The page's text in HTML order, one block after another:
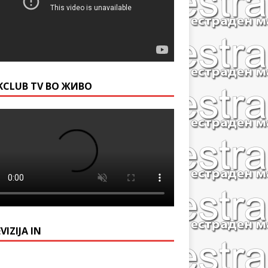
TV ВО ЖИВО
IN